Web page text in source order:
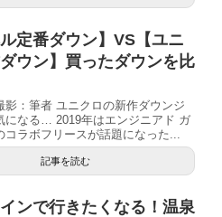
ル定番ダウン】VS【ユニ
ウン】買ったダウンを比
影：筆者 ユニクロの新作ダウンジ
になる… 2019年はエンジニアド ガ
コラボフリースが話題になった...
記事を読む
ンで行きたくなる！温泉